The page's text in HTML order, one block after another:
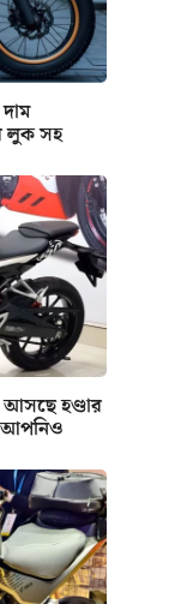
লুক সহ
হণ্ডার
আপনিও